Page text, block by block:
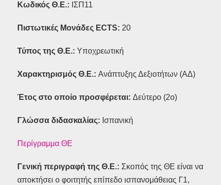
Κωδικός Θ.Ε.: ΙΣΠ11
Πιστωτικές Μονάδες ECTS: 20
Τύπος της Θ.Ε.: Υποχρεωτική
Χαρακτηρισμός Θ.Ε.: Ανάπτυξης Δεξιοτήτων (ΑΔ)
Έτος στο οποίο προσφέρεται: Δεύτερο (2ο)
Γλώσσα διδασκαλίας: Ισπανική
Περίγραμμα ΘΕ
Γενική περιγραφή της Θ.Ε.: Σκοπός της ΘΕ είναι να
αποκτήσει ο φοιτητής επίπεδο ισπανομάθειας Γ1,